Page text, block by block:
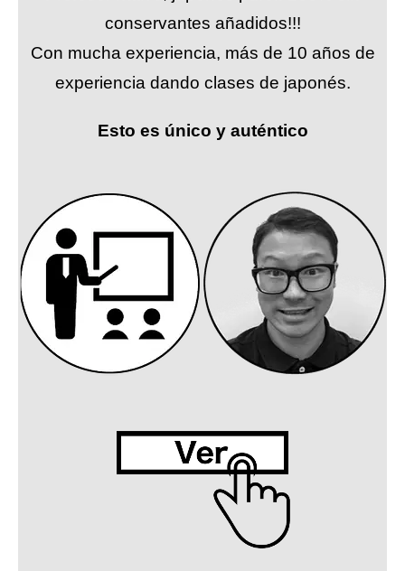
conservantes añadidos!!!
Con mucha experiencia, más de 10 años de
experiencia dando clases de japonés.
Esto es único y auténtico